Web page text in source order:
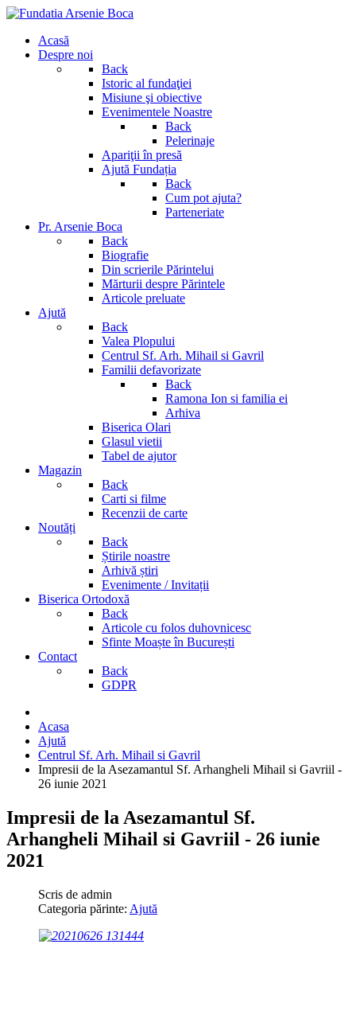
Acasă
Despre noi
Back
Istoric al fundaţiei
Misiune şi obiective
Evenimentele Noastre
Back
Pelerinaje
Apariţii în presă
Ajută Fundația
Back
Cum pot ajuta?
Parteneriate
Pr. Arsenie Boca
Back
Biografie
Din scrierile Părintelui
Mărturii despre Părintele
Articole preluate
Ajută
Back
Valea Plopului
Centrul Sf. Arh. Mihail si Gavril
Familii defavorizate
Back
Ramona Ion si familia ei
Arhiva
Biserica Olari
Glasul vietii
Tabel de ajutor
Magazin
Back
Carti si filme
Recenzii de carte
Noutăți
Back
Știrile noastre
Arhivă știri
Evenimente / Invitații
Biserica Ortodoxă
Back
Articole cu folos duhovnicesc
Sfinte Moaște în București
Contact
Back
GDPR
Acasa
Ajută
Centrul Sf. Arh. Mihail si Gavril
Impresii de la Asezamantul Sf. Arhangheli Mihail si Gavriil -
26 iunie 2021
Impresii de la Asezamantul Sf.
Arhangheli Mihail si Gavriil - 26 iunie
2021
Scris de admin
Categoria părinte: Ajută